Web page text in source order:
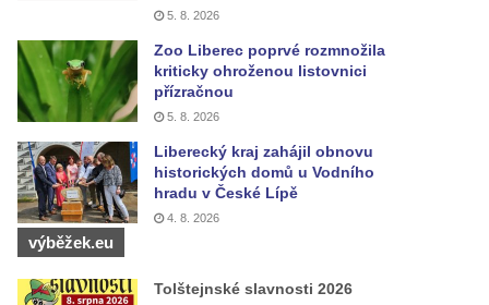
5. 8. 2026
Zoo Liberec poprvé rozmnožila
kriticky ohroženou listovnici
přízračnou
5. 8. 2026
Liberecký kraj zahájil obnovu
historických domů u Vodního
hradu v České Lípě
4. 8. 2026
výběžek.eu
Tolštejnské slavnosti 2026